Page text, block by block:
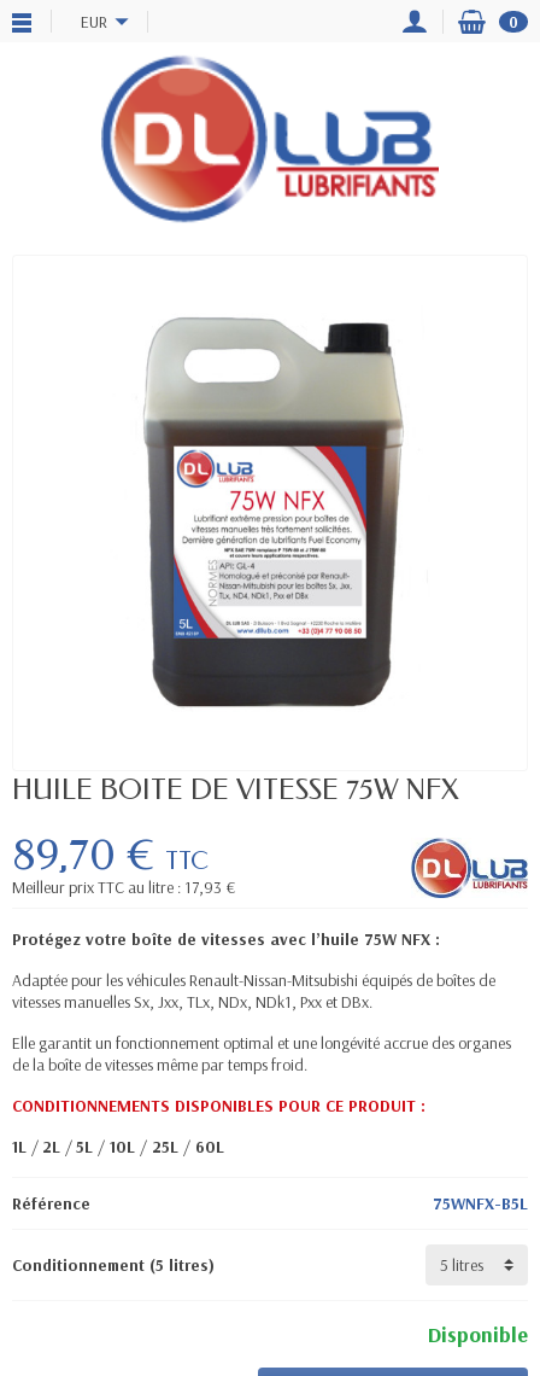
EUR 0
HUILE BOITE DE VITESSE 75W NFX
89,70 € TTC
Meilleur prix TTC au litre : 17,93 €
Protégez votre boîte de vitesses avec l’huile 75W NFX :
Adaptée pour les véhicules Renault-Nissan-Mitsubishi équipés de boîtes de
vitesses manuelles Sx, Jxx, TLx, NDx, NDk1, Pxx et DBx.
Elle garantit un fonctionnement optimal et une longévité accrue des organes
de la boîte de vitesses même par temps froid.
CONDITIONNEMENTS DISPONIBLES POUR CE PRODUIT :
1L / 2L /5L / 10L / 25L / 60L
Référence 75WNFX-B5L
Conditionnement (5 litres)
Disponible